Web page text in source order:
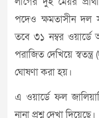
পদেও ক্ষমতাসীন দল
তবে ৩১ নম্বর ওয়ার্ডে
পরাজিত দেখিয়ে স্বতন্ত্র
ঘোষণা করা হয়।
এ ওয়ার্ডে ফল
নানা প্রশ্ন দেখা দিয়েছে।